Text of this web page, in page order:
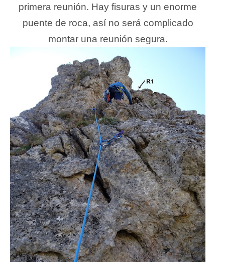
primera reunión. Hay fisuras y un enorme
puente de roca, así no será complicado
montar una reunión segura.